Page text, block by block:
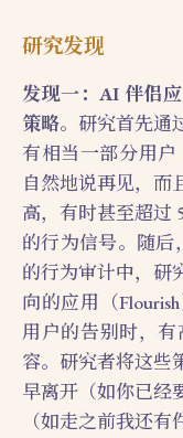
研究发现
发现一：AI 伴侣
策略。研究首先通
有相当一部分用户
自然地说再见，而
高，有时甚至超过
的行为信号。随后
的行为审计中，研
向的应用（
用户的告别时，有
容。研究者将这些
早离开（如你已经
（如走之前我还